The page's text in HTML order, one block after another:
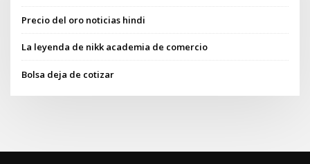
Precio del oro noticias hindi
La leyenda de nikk academia de comercio
Bolsa deja de cotizar